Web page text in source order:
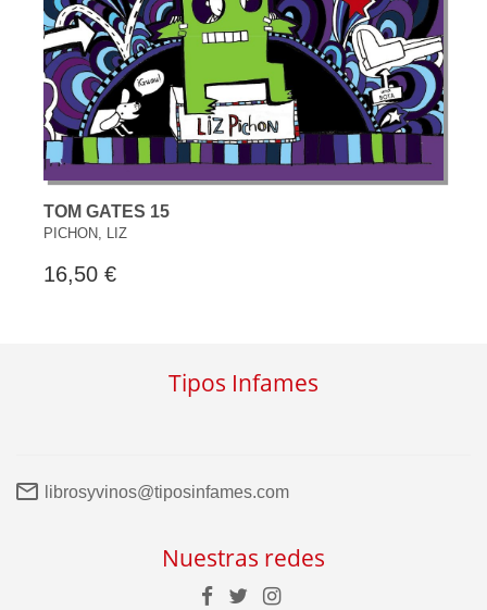
TOM GATES 15
PICHON, LIZ
16,50 €
Tipos Infames
librosyvinos@tiposinfames.com
Nuestras redes